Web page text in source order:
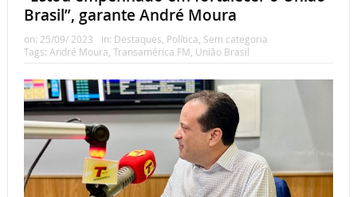
Brasil”, garante André Moura
on: 25/09/ 2023 In: Destaques, Política, Sem categoria
Tags: André Moura, Transamérica FM, União Brasil